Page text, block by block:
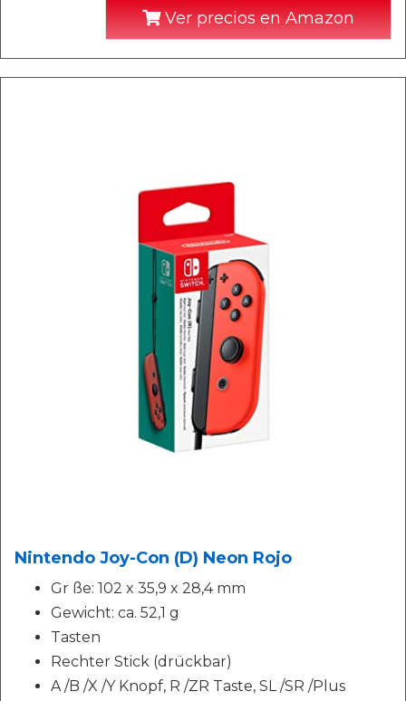
Ver precios en Amazon
Nintendo Joy-Con (D) Neon Rojo
Gr ße: 102 x 35,9 x 28,4 mm
Gewicht: ca. 52,1 g
Tasten
Rechter Stick (drückbar)
A /B /X /Y Knopf, R /ZR Taste, SL /SR /Plus